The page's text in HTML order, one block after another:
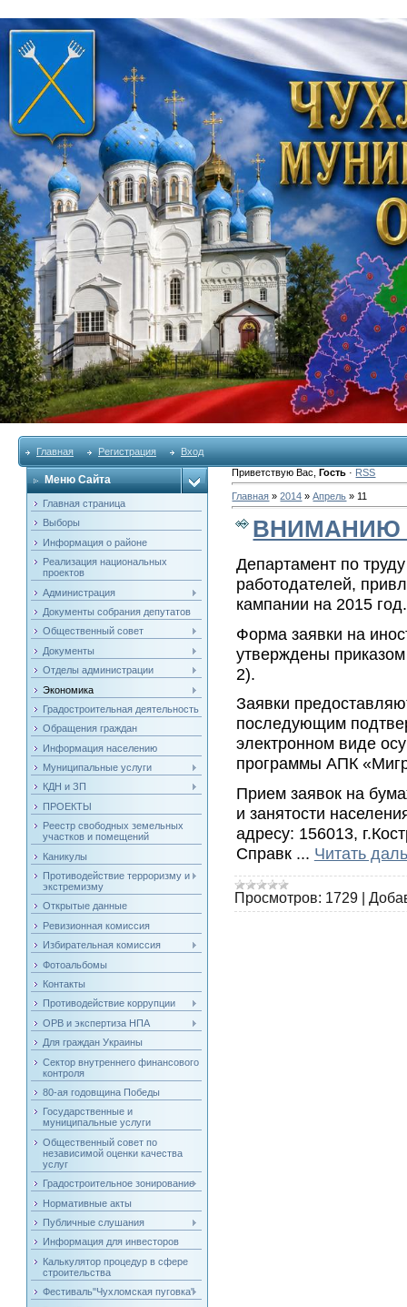
Главная Регистрация Вход
Меню Сайта
Главная страница
Выборы
Информация о районе
Реализация национальных
проектов
Администрация
Документы собрания депутатов
Общественный совет
Документы
Отделы администрации
Экономика
Градостроительная деятельность
Обращения граждан
Информация населению
Муниципальные услуги
КДН и ЗП
ПРОЕКТЫ
Реестр свободных земельных
участков и помещений
Каникулы
Противодействие терроризму и
экстремизму
Открытые данные
Ревизионная комиссия
Избирательная комиссия
Фотоальбомы
Контакты
Противодействие коррупции
ОРВ и экспертиза НПА
Для граждан Украины
Сектор внутреннего финансового
контроля
80-ая годовщина Победы
Государственные и
муниципальные услуги
Общественный совет по
независимой оценки качества
услуг
Градостроительное зонирование
Нормативные акты
Публичные слушания
Информация для инвесторов
Калькулятор процедур в сфере
строительства
Фестиваль"Чухломская пуговка"
Приветствую Вас ,Гость · RSS
Главная »2014 » Апрель » 11
ВНИМАНИЮ
Департамент по
работодателей,
кампании на 2015 год.
Форма заявки на
утверждены
2).
Заявки
последующим
электронном виде
программы АПК
Прием заявок на
и занятости
адресу: 156013,
Справк ... Читать
Просмотров: 1729 |